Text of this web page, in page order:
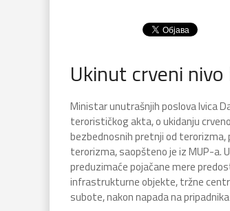
Ukinut crveni
Ministar unutrašnjih poslova Ivica
terorističkog akta, o ukidanju
bezbednosnih pretnji od
terorizma, saopšteno je iz MUP-a.
preduzimaće pojačane mere
infrastrukturne objekte, tržne
subote, nakon napada na